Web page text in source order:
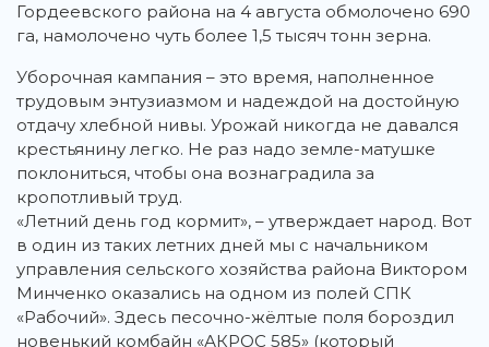
Гордеевского района на 4 августа обмолочено 690
га, намолочено чуть более 1,5 тысяч тонн зерна.
Уборочная кампания – это время, наполненное
трудовым энтузиазмом и надеждой на достойную
отдачу хлебной нивы. Урожай никогда не давался
крестьянину легко. Не раз надо земле-матушке
поклониться, чтобы она вознаградила за
кропотливый труд.
«Летний день год кормит», – утверждает народ. Вот
в один из таких летних дней мы с начальником
управления сельского хозяйства района Виктором
Минченко оказались на одном из полей СПК
«Рабочий». Здесь песочно-жёлтые поля бороздил
новенький комбайн «АКРОС 585» (который